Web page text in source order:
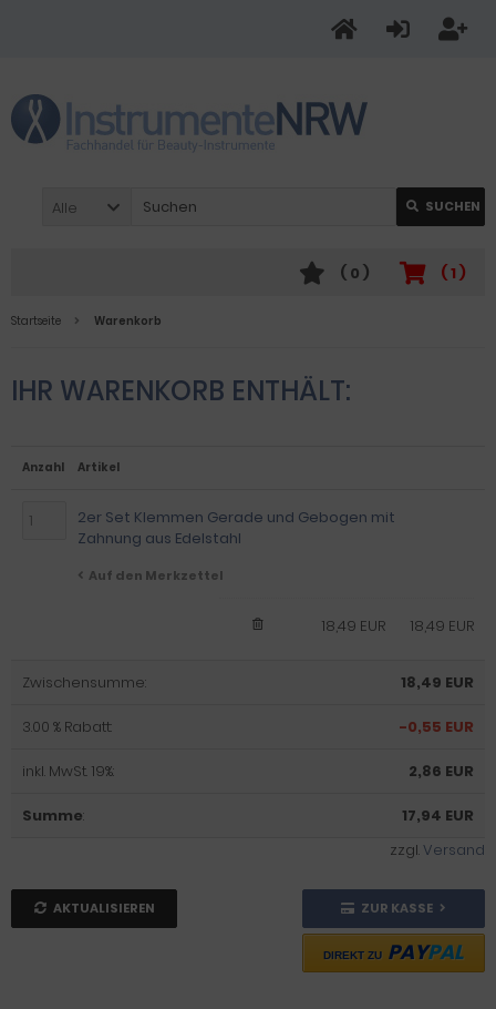
Alle SUCHEN
( 1 )
( 0 )
Startseite Warenkorb
IHR WARENKORB ENTHÄLT:
Anzahl Artikel
2er Set Klemmen Gerade und Gebogen mit
Zahnung aus Edelstahl
Auf den Merkzettel
18,49 EUR
18,49 EUR
Zwischensumme: 18,49 EUR
3.00 % Rabatt: -0,55 EUR
inkl. MwSt. 19%: 2,86 EUR
Summe:
17,94 EUR
zzgl.Versand
AKTUALISIEREN ZUR KASSE
DIREKT ZU PAYPAL